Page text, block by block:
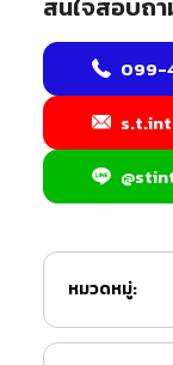
099-
หมวดหมู่: